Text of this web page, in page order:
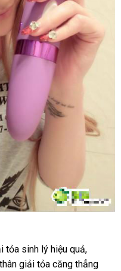
tỏa sinh lý hiệu quả,
giải tỏa căng thẳng